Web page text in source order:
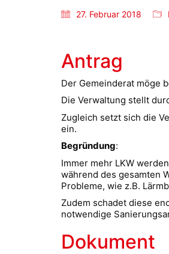
27. Februar 2018
Antrag
Der Gemeinderat möge
Die Verwaltung stellt
Zugleich setzt sich die
ein.
Begründung:
Immer mehr LKW
während des gesamten
Probleme, wie z.B.
Zudem schadet diese
notwendige
Dokument